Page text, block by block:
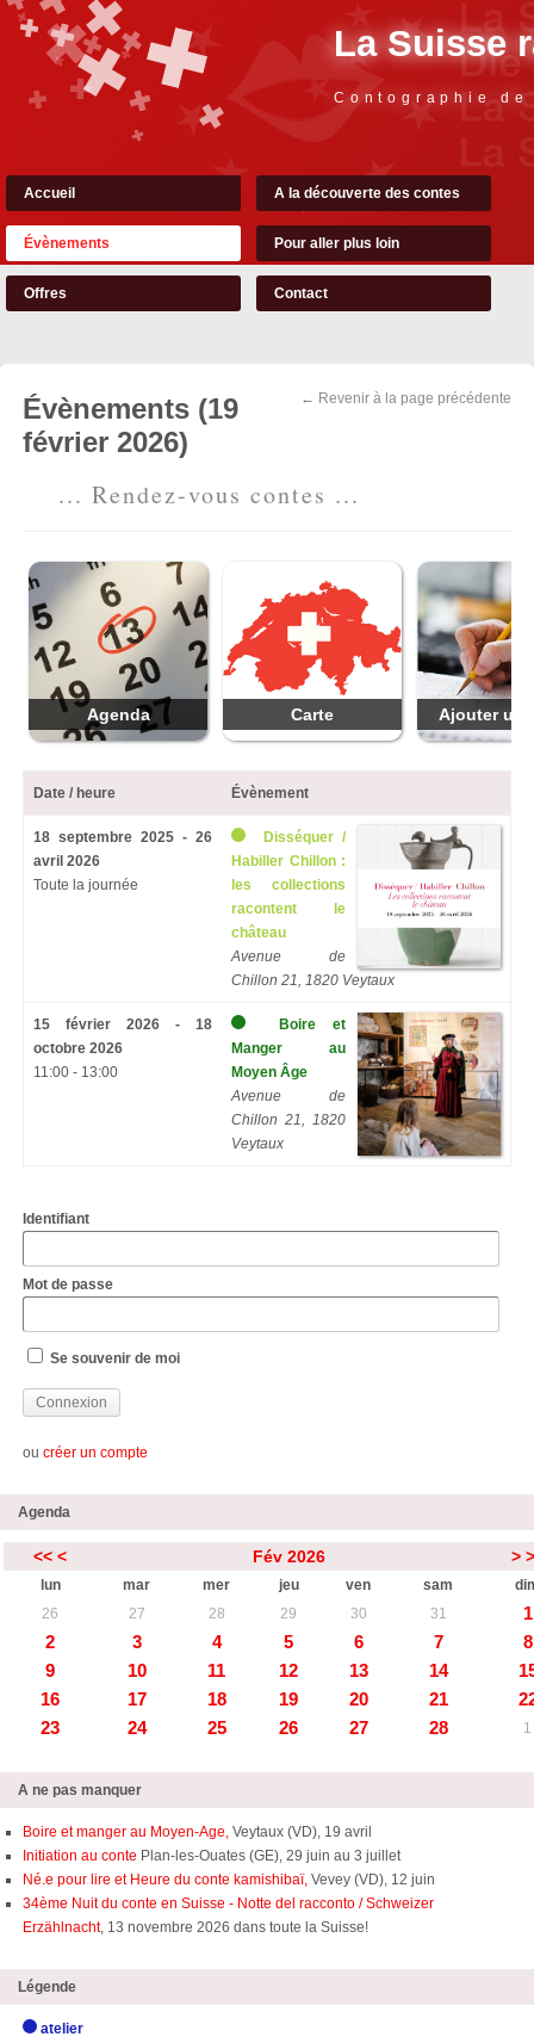
La Suisse
Contographie
Accueil A la découverte des contes
Évènements Pour aller plus loin
Offres Contact
← Revenir à la page précédente
Évènements (19
février 2026)
... Rendez-vous contes ...
Agenda Carte Ajouter
Date / heure Évènement
18 septembre 2025 - 26
avril 2026
Toute la journée
Disséquer /
Habiller Chillon :
les collections
racontent le
château
Avenue de
Chillon 21, 1820 Veytaux
15 février 2026 - 18
octobre 2026
11:00 - 13:00
Boire et
Manger au
Moyen Âge
Avenue de
Chillon 21, 1820
Veytaux
Identifiant
Mot de passe
Se souvenir de moi
ou créer un compte
Agenda
<< < Fév 2026 >
lun mar mer jeu ven sam
26
27 28 29 30 31
1
2
3 4 5 6 7
8
9
10 11 12 13 14
16
17 18 19 20 21
23
24 25 26 27 28 1
A ne pas manquer
Boire et manger au Moyen-Age, Veytaux (VD), 19 avril
Initiation au conte Plan-les-Ouates (GE), 29 juin au 3 juillet
Né.e pour lire et Heure du conte kamishibaï, Vevey (VD), 12 juin
34ème Nuit du conte en Suisse - Notte del racconto / Schweizer
Erzählnacht, 13 novembre 2026 dans toute la Suisse!
Légende
atelier